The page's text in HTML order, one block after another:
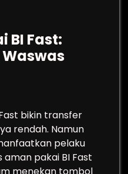
BI Fast:
bikin transfer
rendah. Namun
pelaku
aman pakai BI Fast